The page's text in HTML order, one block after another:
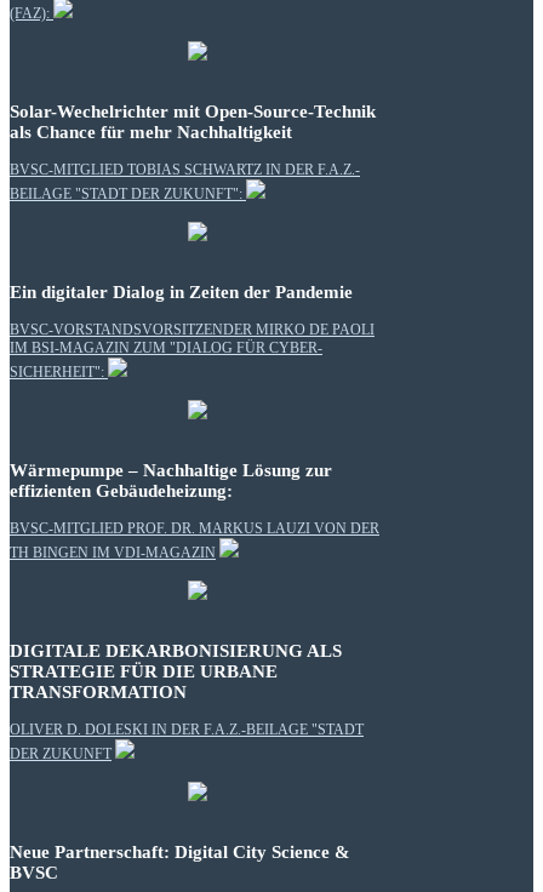
(FAZ):
Solar-Wechelrichter mit Open-Source-Technik
als Chance für mehr Nachhaltigkeit
BVSC-MITGLIED TOBIAS SCHWARTZ IN DER F.A.Z.-
BEILAGE "STADT DER ZUKUNFT":
Ein digitaler Dialog in Zeiten der Pandemie
BVSC-VORSTANDSVORSITZENDER MIRKO DE PAOLI
IM BSI-MAGAZIN ZUM "DIALOG FÜR CYBER-
SICHERHEIT":
Wärmepumpe – Nachhaltige Lösung zur
effizienten Gebäudeheizung:
BVSC-MITGLIED PROF. DR. MARKUS LAUZI VON DER
TH BINGEN IM VDI-MAGAZIN
DIGITALE DEKARBONISIERUNG ALS
STRATEGIE FÜR DIE URBANE
TRANSFORMATION
OLIVER D. DOLESKI IN DER F.A.Z.-BEILAGE "STADT
DER ZUKUNFT
Neue Partnerschaft: Digital City Science &
BVSC